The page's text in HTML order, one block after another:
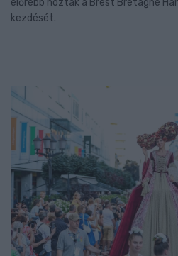
előrébb hozták a Brest Bretagne
kezdését.